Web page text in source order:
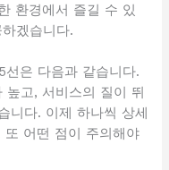
환경에서 즐길 수 있
겠습니다.
은 다음과 같습니다.
높고, 서비스의 질이 뛰
니다. 이제 하나씩 상세
어떤 점이 주의해야